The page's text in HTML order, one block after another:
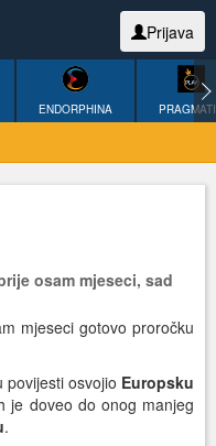
Prijava
ENDORPHINA
osam mjeseci, sad
mjeseci gotovo proročku
osvojio Europsku
je doveo do onog manjeg
.